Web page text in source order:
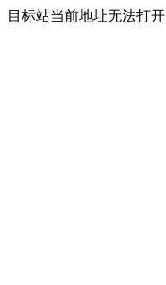
目标站当前地址无法打